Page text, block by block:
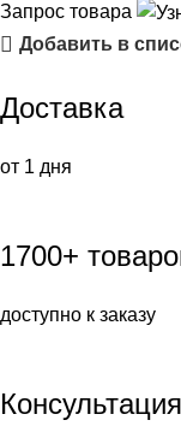
Запрос товара
Добавить в
Доставка
от 1 дня
1700+
доступно к заказу
Консультация